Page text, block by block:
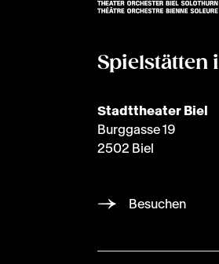
Spielstätten
Stadttheater Biel
Burggasse 19
2502 Biel
Besuchen